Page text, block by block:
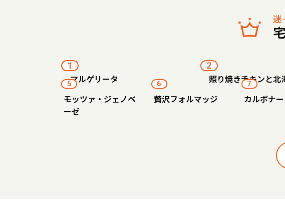
迷
1
マルゲリータ
2
照り焼きチキンと北
5
モッツァ・ジェノベ
ーゼ
6
贅沢フォルマッジ
7
カルボナ